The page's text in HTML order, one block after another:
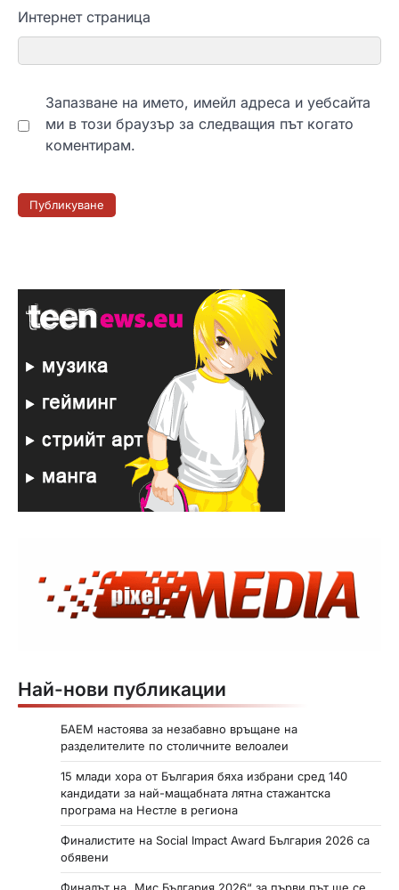
Интернет страница
Запазване на името, имейл адреса и уебсайта
ми в този браузър за следващия път когато
коментирам.
Най-нови публикации
БАЕМ настоява за незабавно връщане на
разделителите по столичните велоалеи
15 млади хора от България бяха избрани сред 140
кандидати за най-мащабната лятна стажантска
програма на Нестле в региона
Финалистите на Social Impact Award България 2026 са
обявени